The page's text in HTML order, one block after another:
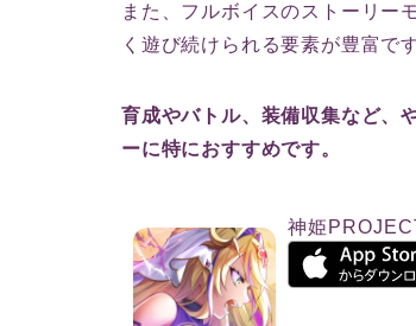
また、フルボイスのストーリー
く遊び続けられる要素が豊富です
育成やバトル、装備収集など、
ーに特におすすめです。
神姫